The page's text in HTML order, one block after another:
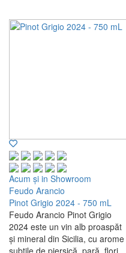
Acum și in Showroom
Feudo Arancio
Pinot Grigio 2024 - 750 mL
Feudo Arancio Pinot Grigio
2024 este un vin alb proaspăt
și mineral din Sicilia, cu arome
subtile de piersică, pară, flori